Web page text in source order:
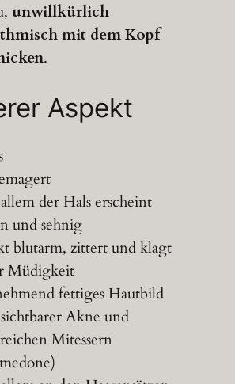
unwillkürlich
mit dem Kopf
.
Aspekt
der Hals erscheint
und sehnig
blutarm, zittert und klagt
Müdigkeit
fettiges Hautbild
Akne und
Mitessern